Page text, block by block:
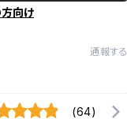
向け
通報する
(64)